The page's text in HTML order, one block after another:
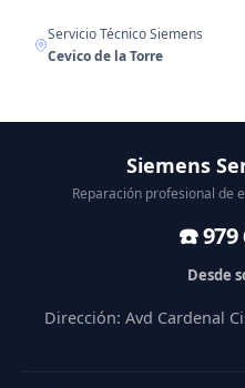
Servicio Técnico Siemens
Cevico de la Torre
Siemens
Reparación profesional de
☎️ 979
Desde
Dirección: Avd Cardenal